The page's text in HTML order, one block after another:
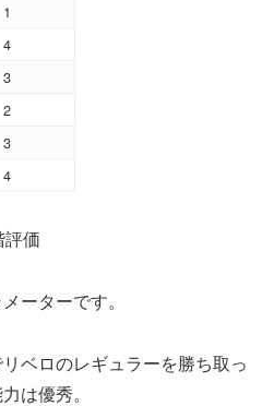
1
4
3
2
3
4
価
ーターです。
ベロのレギュラーを勝ち取っ
は優秀。